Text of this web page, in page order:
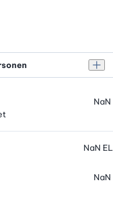
NaN
NaN EL
NaN